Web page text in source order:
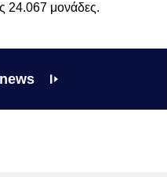
24.067 μονάδες.